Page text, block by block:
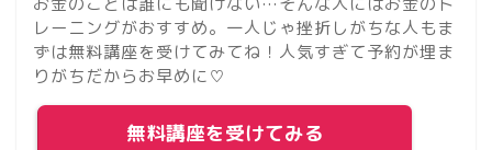
レーニングがおすすめ。一人じゃ挫折しがちな人もま
ずは無料講座を受けてみてね！人気すぎて予約が埋ま
りがちだからお早めに♡
無料講座を受けてみる